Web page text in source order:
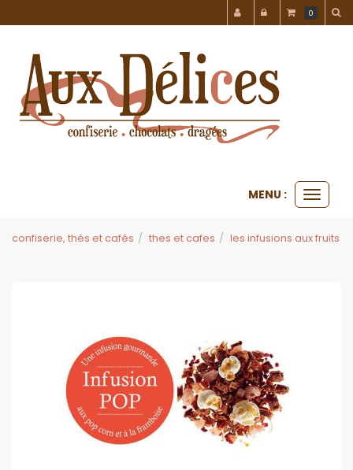
Ouvrir
le
menu
MENU :
confiserie, thés et cafés thes et cafes les infusions aux fruits
0